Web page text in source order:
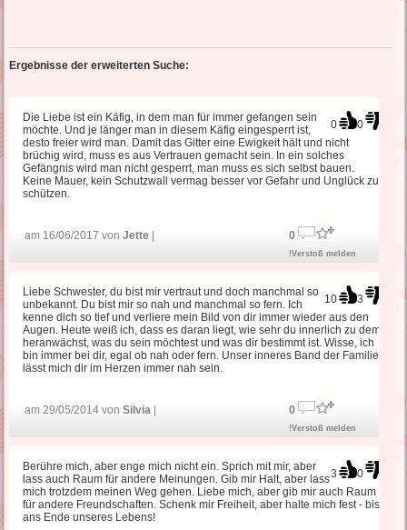
Ergebnisse der erweiterten Suche:
0 0
Die Liebe ist ein Käfig, in dem man für immer gefangen sein
möchte. Und je länger man in diesem Käfig eingesperrt ist,
desto freier wird man. Damit das Gitter eine Ewigkeit hält und nicht
brüchig wird, muss es aus Vertrauen gemacht sein. In ein solches
Gefängnis wird man nicht gesperrt, man muss es sich selbst bauen.
Keine Mauer, kein Schutzwall vermag besser vor Gefahr und Unglück zu
schützen.
am 16/06/2017 vonJette 0
!Verstoß melden
10 3
Liebe Schwester, du bist mir vertraut und doch manchmal so
unbekannt. Du bist mir so nah und manchmal so fern. Ich
kenne dich so tief und verliere mein Bild von dir immer wieder aus den
Augen. Heute weiß ich, dass es daran liegt, wie sehr du innerlich zu dem
heranwächst, was du sein möchtest und was dir bestimmt ist. Wisse, ich
bin immer bei dir, egal ob nah oder fern. Unser inneres Band der Familie
lässt mich dir im Herzen immer nah sein.
am 29/05/2014 vonSilvia 0
!Verstoß melden
3 0
Berühre mich, aber enge mich nicht ein. Sprich mit mir, aber
lass auch Raum für andere Meinungen. Gib mir Halt, aber lass
mich trotzdem meinen Weg gehen. Liebe mich, aber gib mir auch Raum
für andere Freundschaften. Schenk mir Freiheit, aber halte mich fest - bis
ans Ende unseres Lebens!